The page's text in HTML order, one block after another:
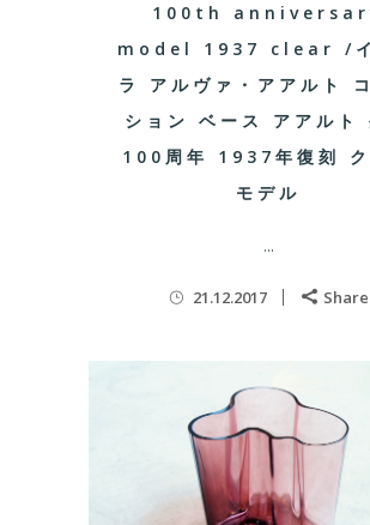
100th
model 1937 clear /イ
ラ アルヴァ・アアルト
ション ベース アアルト
100周年 1937年復刻 ク
モデル
...
21.12.2017 Share